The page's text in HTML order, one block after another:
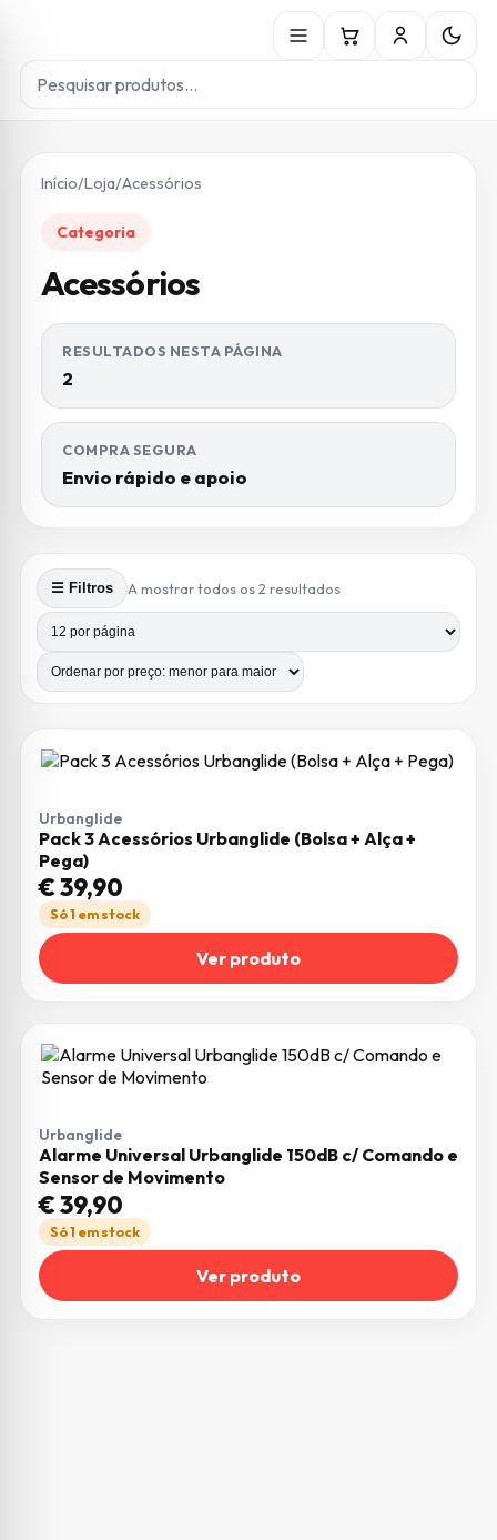
Início/Loja/Acessórios
Categoria
Acessórios
RESULTADOS NESTA PÁGINA
2
COMPRA SEGURA
Envio rápido e apoio
☰ Filtros A mostrar todos os 2 resultadosOrdenado por preço:
Produtos por página
Número de colunas
Urbanglide
Pack 3 Acessórios Urbanglide (Bolsa + Alça +
Pega)
€39,90
Só 1 em stock
Ver produto
Urbanglide
Alarme Universal Urbanglide 150dB c/ Comando e
Sensor de Movimento
€39,90
Só 1 em stock
Ver produto